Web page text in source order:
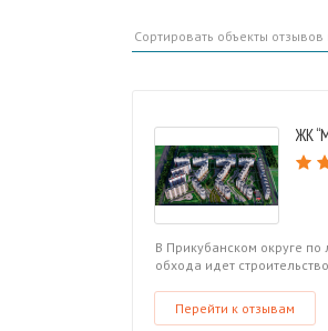
Сортировать объекты отзывов
ЖК
В Прикубанском округе
обхода идет
Перейти к отзывам